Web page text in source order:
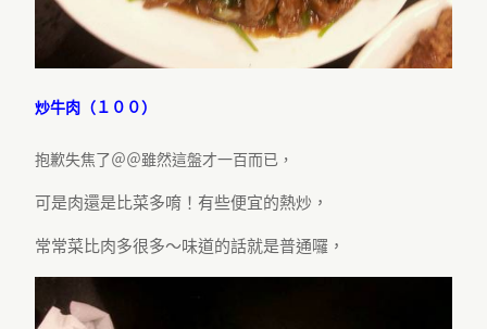
炒牛肉（１００）
抱歉失焦了＠＠雖然這盤才一百而已，
可是肉還是比菜多唷！有些便宜的熱炒，
常常菜比肉多很多～味道的話就是普通囉，